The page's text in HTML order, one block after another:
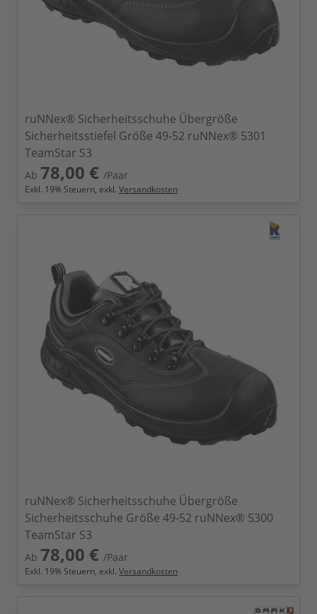
ruNNex® Sicherheitsschuhe Übergröße
Sicherheitsstiefel Größe 49-52 ruNNex® 5301
TeamStar S3
Ab 78,00 € /Paar
Exkl. 19% Steuern, exkl. Versandkosten
ruNNex® Sicherheitsschuhe Übergröße
Sicherheitsschuhe Größe 49-52 ruNNex® 5300
TeamStar S3
Ab 78,00 € /Paar
Exkl. 19% Steuern, exkl. Versandkosten